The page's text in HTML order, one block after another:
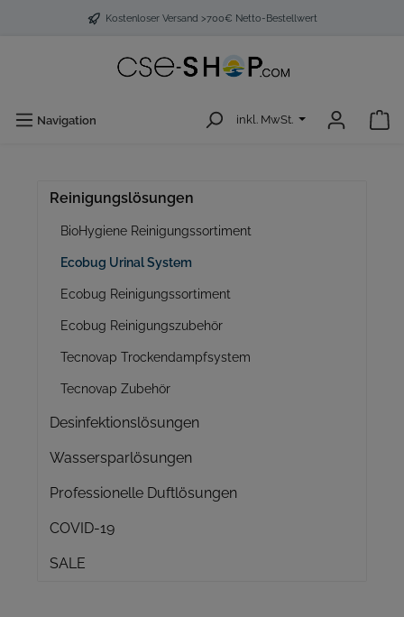
Kostenloser Versand >700€ Netto-Bestellwert
Navigation inkl. MwSt.
Reinigungslösungen
BioHygiene Reinigungssortiment
Ecobug Urinal System
Ecobug Reinigungssortiment
Ecobug Reinigungszubehör
Tecnovap Trockendampfsystem
Tecnovap Zubehör
Desinfektionslösungen
Wassersparlösungen
Professionelle Duftlösungen
COVID-19
SALE